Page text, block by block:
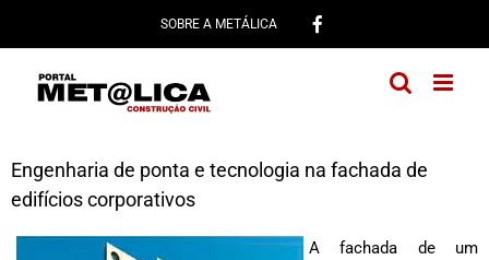
conteúdo
SOBRE A METÁLICA
Engenharia de ponta e tecnologia na fachada de
edifícios corporativos
A fachada de um